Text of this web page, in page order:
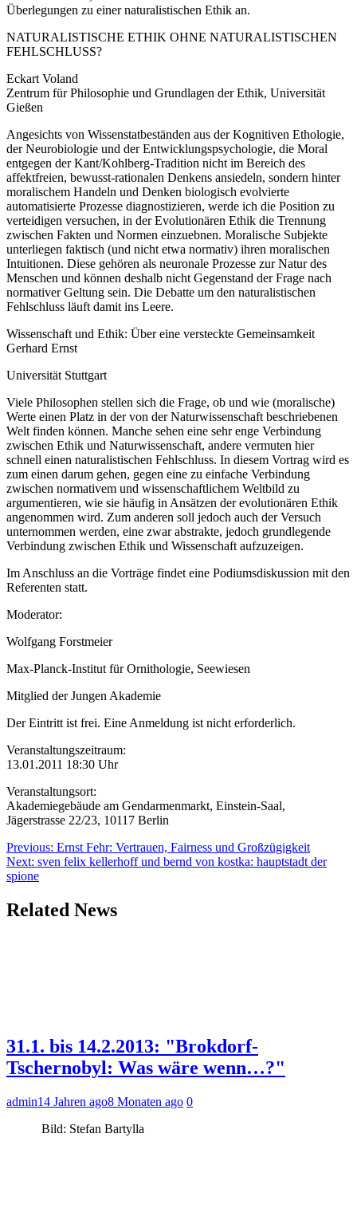
Überlegungen zu einer naturalistischen Ethik an.
NATURALISTISCHE ETHIK OHNE NATURALISTISCHEN
FEHLSCHLUSS?
Eckart Voland
Zentrum für Philosophie und Grundlagen der Ethik, Universität
Gießen
Angesichts von Wissenstatbeständen aus der Kognitiven Ethologie,
der Neurobiologie und der Entwicklungspsychologie, die Moral
entgegen der Kant/Kohlberg-Tradition nicht im Bereich des
affektfreien, bewusst-rationalen Denkens ansiedeln, sondern hinter
moralischem Handeln und Denken biologisch evolvierte
automatisierte Prozesse diagnostizieren, werde ich die Position zu
verteidigen versuchen, in der Evolutionären Ethik die Trennung
zwischen Fakten und Normen einzuebnen. Moralische Subjekte
unterliegen faktisch (und nicht etwa normativ) ihren moralischen
Intuitionen. Diese gehören als neuronale Prozesse zur Natur des
Menschen und können deshalb nicht Gegenstand der Frage nach
normativer Geltung sein. Die Debatte um den naturalistischen
Fehlschluss läuft damit ins Leere.
Wissenschaft und Ethik: Über eine versteckte Gemeinsamkeit
Gerhard Ernst
Universität Stuttgart
Viele Philosophen stellen sich die Frage, ob und wie (moralische)
Werte einen Platz in der von der Naturwissenschaft beschriebenen
Welt finden können. Manche sehen eine sehr enge Verbindung
zwischen Ethik und Naturwissenschaft, andere vermuten hier
schnell einen naturalistischen Fehlschluss. In diesem Vortrag wird es
zum einen darum gehen, gegen eine zu einfache Verbindung
zwischen normativem und wissenschaftlichem Weltbild zu
argumentieren, wie sie häufig in Ansätzen der evolutionären Ethik
angenommen wird. Zum anderen soll jedoch auch der Versuch
unternommen werden, eine zwar abstrakte, jedoch grundlegende
Verbindung zwischen Ethik und Wissenschaft aufzuzeigen.
Im Anschluss an die Vorträge findet eine Podiumsdiskussion mit den
Referenten statt.
Moderator:
Wolfgang Forstmeier
Max-Planck-Institut für Ornithologie, Seewiesen
Mitglied der Jungen Akademie
Der Eintritt ist frei. Eine Anmeldung ist nicht erforderlich.
Veranstaltungszeitraum:
13.01.2011 18:30 Uhr
Veranstaltungsort:
Akademiegebäude am Gendarmenmarkt, Einstein-Saal,
Jägerstrasse 22/23, 10117 Berlin
Beitragsnavigation
Previous: Ernst Fehr: Vertrauen, Fairness und Großzügigkeit
Next: sven felix kellerhoff und bernd von kostka: hauptstadt der
spione
Related News
31.1. bis 14.2.2013: "Brokdorf-
Tschernobyl: Was wäre wenn…?"
admin14 Jahren ago8 Monaten ago 0
Bild: Stefan Bartylla